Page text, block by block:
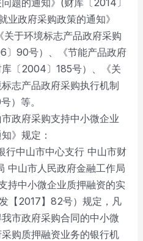
题的通知》(财库〔2014〕
政府采购政策的通知》
关于环境标志产品政府采购
〕90号）、《节能产品政府
〔2004〕185号）、《关
志产品政府采购执行机制
）等。
政府采购支持中小微企业
》规定：
中山市中心支行 中山市财
中山市人民政府金融工作局
持中小微企业质押融资的实
【2017】82号）规定，凡
市政府采购合同的中小微
购质押融资业务的银行机